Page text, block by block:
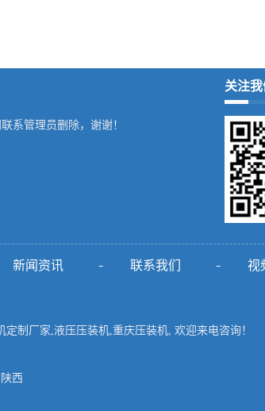
系管理员删除，谢谢！
关注我
新闻资讯 联系我们 视
定制厂家 液压压装机, 重庆压装机, 欢迎来电咨询！
陕西